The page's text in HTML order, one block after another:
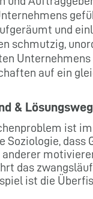
und
schmutzig,
Unternehmens
auf ein
&
ist
Soziologie, dass
das
ist die